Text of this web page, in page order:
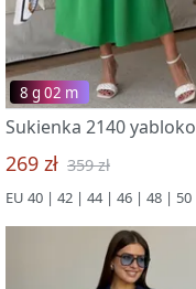
8 g 02 m
Sukienka 2140 yabloko
269 zł 359 zł
EU 40 | 42 | 44 | 46 | 48 | 50